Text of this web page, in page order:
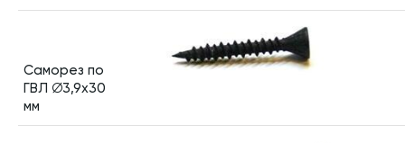
Саморез по
ГВЛ ∅3,9х30
мм